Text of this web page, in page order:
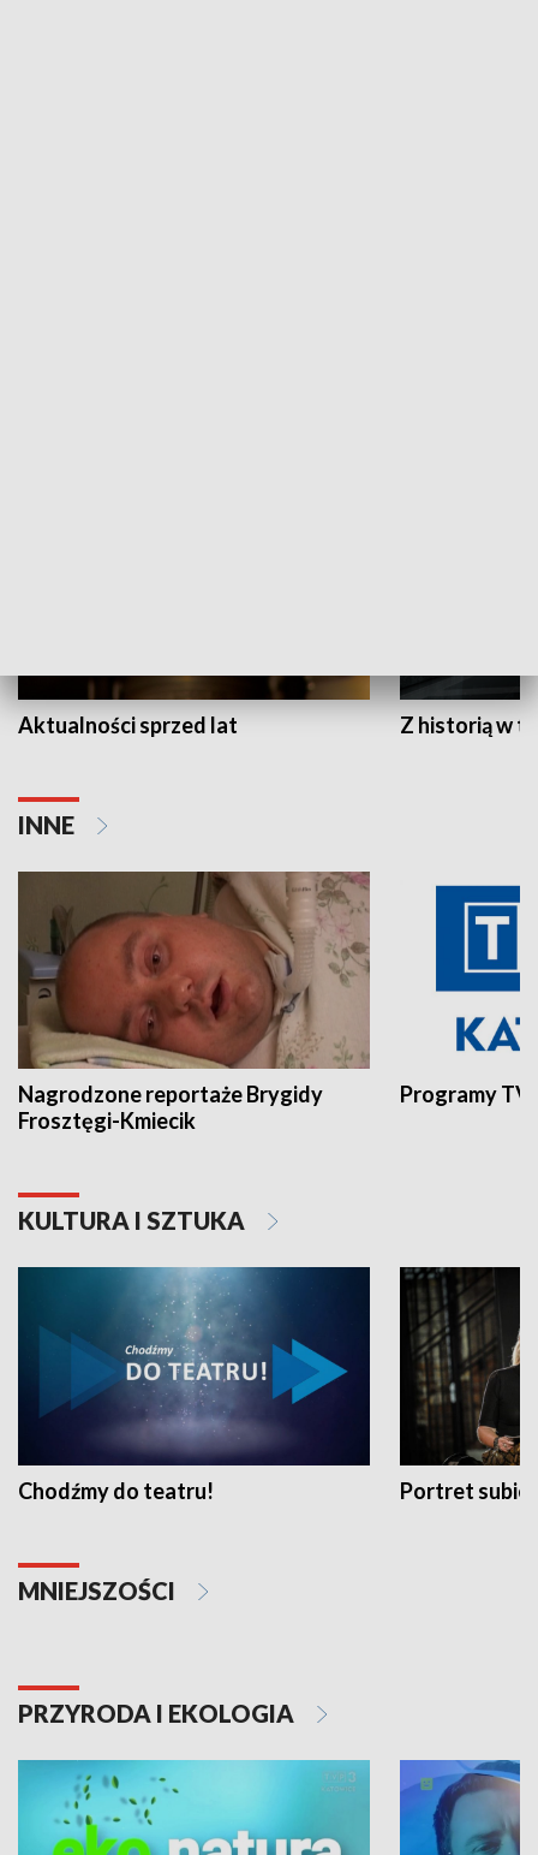
Aktualności sprzed lat Z historią w
INNE
Nagrodzone reportaże Brygidy
Frosztęgi-Kmiecik
Programy
KULTURA I SZTUKA
Chodźmy do teatru! Portret
MNIEJSZOŚCI
PRZYRODA I EKOLOGIA